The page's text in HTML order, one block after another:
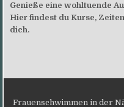
Genieße eine wohltuende
Hier findest du Kurse,
dich.
Frauenschwimmen in der